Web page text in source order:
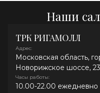
Наши
ТРК РИГАМОЛЛ
Адрес:
Московская область,
Новорижское шоссе,
Часы работы:
10.00-22.00 ежедневно